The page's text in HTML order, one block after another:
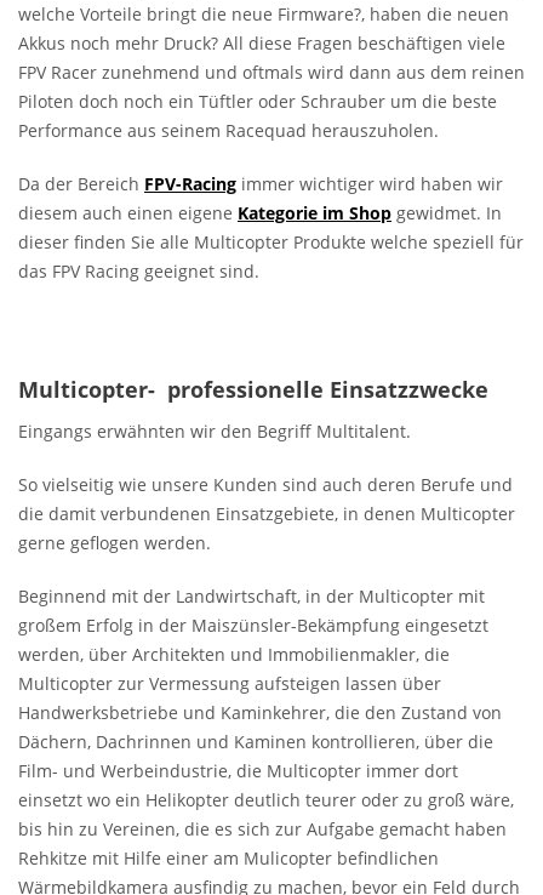
welche Vorteile bringt die neue Firmware?, haben die neuen
Akkus noch mehr Druck? All diese Fragen beschäftigen viele
FPV Racer zunehmend und oftmals wird dann aus dem reinen
Piloten doch noch ein Tüftler oder Schrauber um die beste
Performance aus seinem Racequad herauszuholen.
Da der Bereich FPV-Racing immer wichtiger wird haben wir
diesem auch einen eigene Kategorie im Shop gewidmet. In
dieser finden Sie alle Multicopter Produkte welche speziell für
das FPV Racing geeignet sind.
Multicopter- professionelle Einsatzzwecke
Eingangs erwähnten wir den Begriff Multitalent.
So vielseitig wie unsere Kunden sind auch deren Berufe und
die damit verbundenen Einsatzgebiete, in denen Multicopter
gerne geflogen werden.
Beginnend mit der Landwirtschaft, in der Multicopter mit
großem Erfolg in der Maiszünsler-Bekämpfung eingesetzt
werden, über Architekten und Immobilienmakler, die
Multicopter zur Vermessung aufsteigen lassen über
Handwerksbetriebe und Kaminkehrer, die den Zustand von
Dächern, Dachrinnen und Kaminen kontrollieren, über die
Film- und Werbeindustrie, die Multicopter immer dort
einsetzt wo ein Helikopter deutlich teurer oder zu groß wäre,
bis hin zu Vereinen, die es sich zur Aufgabe gemacht haben
Rehkitze mit Hilfe einer am Mulicopter befindlichen
Wärmebildkamera ausfindig zu machen, bevor ein Feld durch